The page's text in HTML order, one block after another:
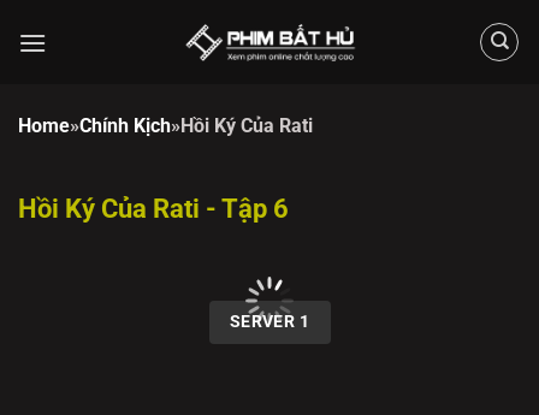
đến
Home»Chính Kịch»Hồi Ký Của Rati
Hồi Ký Của Rati - Tập 6
SERVER 1